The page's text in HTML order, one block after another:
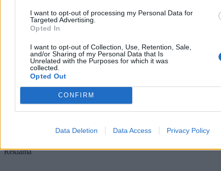
I want to opt-out of processing my Personal Data for
Targeted Advertising.
Opted In
I want to opt-out of Collection, Use, Retention, Sale,
and/or Sharing of my Personal Data that Is
Unrelated with the Purposes for which it was
collected.
Opted Out
CONFIRM
Data Deletion Data Access Privacy Policy
– Bardzo się cieszę, że w rok od zaprzysiężenia jesteście ze swoim
prezydentem w naszym wspólnym domu. Wy zdecydowaliście o
powiedział Karol Nawrocki podczas obchodów rocznicy jego
zaprzysiężenia na stanowisko prezydenta RP. W trackie wystąpienia
zapowiedział, że w ciągu kilku miesięcy będzie przedstawiona
prezydencka strategia rozwoju.
Reklama